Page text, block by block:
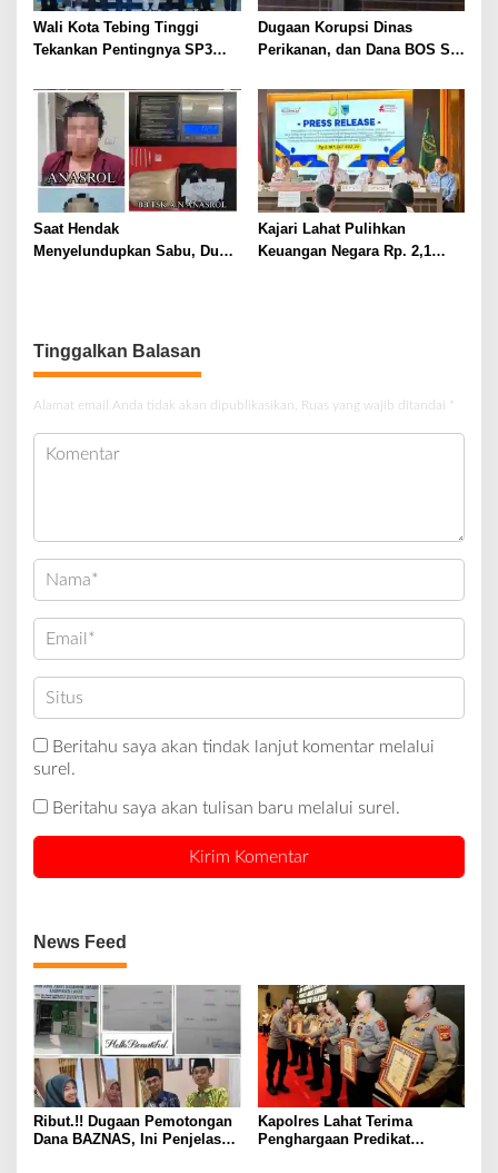
Wali Kota Tebing Tinggi
Tekankan Pentingnya SP3
Dugaan Korupsi Dinas
Perikanan, dan Dana BOS SD
Terus Dipertajam Kajari Lahat
Saat Hendak
Menyelundupkan Sabu, Dua
Kajari Lahat Pulihkan
Keuangan Negara Rp. 2,1
Tinggalkan Balasan
Alamat email Anda tidak akan dipublikasikan. Ruas yang wajib ditandai *
Beritahu saya akan tindak lanjut komentar melalui
surel.
Beritahu saya akan tulisan baru melalui surel.
News Feed
Ribut.!! Dugaan Pemotongan
Dana BAZNAS, Ini Penjelasan
Kapolres Lahat Terima
Penghargaan Predikat